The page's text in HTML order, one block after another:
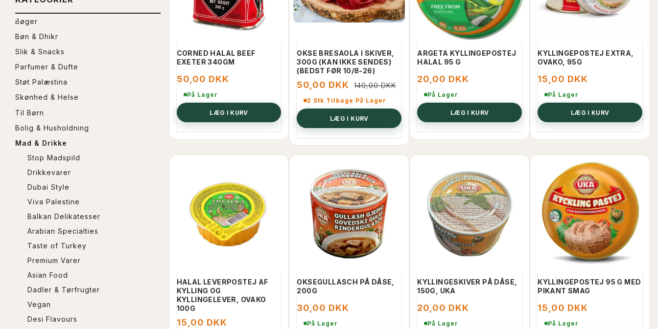
Bøger
Bøn & Dhikr
Slik & Snacks
Parfumer & Dufte
Støt Palæstina
Skønhed & Helse
Til Børn
Bolig & Husholdning
Mad & Drikke
Stop Madspild
Drikkevarer
Dubai Style
Viva Palestine
Balkan Delikatesser
Arabian Specialties
Taste of Turkey
Premium Varer
Asian Food
Dadler & Tørfrugter
Vegan
Desi Flavours
CORNED HALAL BEEF
EXETER 340GM
50,00 DKK
På Lager
LÆG I KURV
OKSE BRESAOLA I SKIVER,
300G (KAN IKKE SENDES)
(BEDST FØR 10/8-26)
50,00 DKK 140,00 DKK
2 Stk Tilbage På Lager
LÆG I KURV
ARGETA KYLLINGEPOSTEJ
HALAL 95 G
20,00 DKK
På Lager
LÆG I KURV
KYLLINGEPOSTEJ EXTRA,
OVAKO, 95G
15,00 DKK
På Lager
LÆG I KURV
HALAL LEVERPOSTEJ AF
KYLLING OG
KYLLINGELEVER, OVAKO
100G
15,00 DKK
OKSEGULLASCH PÅ DÅSE,
200G
30,00 DKK
På Lager
KYLLINGESKIVER PÅ DÅSE,
150G, UKA
20,00 DKK
På Lager
KYLLINGEPOSTEJ 95 G MED
PIKANT SMAG
15,00 DKK
På Lager